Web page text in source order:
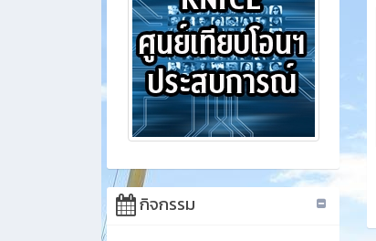
กิจกรรม